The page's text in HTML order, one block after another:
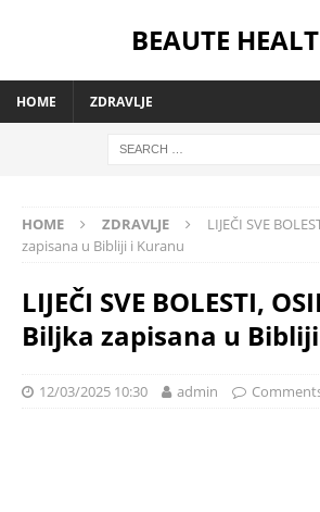
BEAUTE
HOME ZDRAVLJE
HOME ZDRAVLJE
LIJEČI SVE
zapisana u Bibliji i Kuranu
LIJEČI SVE BOLESTI,
Biljka zapisana u
12/03/2025 10:30 admin